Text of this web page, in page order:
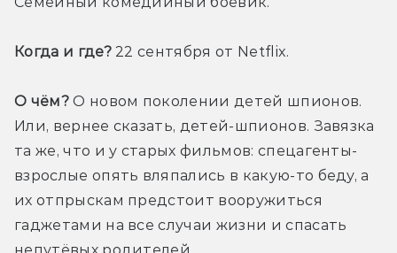
Когда и где? 22 сентября от Netflix.
О чём? О новом поколении детей шпионов.
Или, вернее сказать, детей-шпионов. Завязка
та же, что и у старых фильмов: спецагенты-
взрослые опять вляпались в какую-то беду, а
их отпрыскам предстоит вооружиться
гаджетами на все случаи жизни и спасать